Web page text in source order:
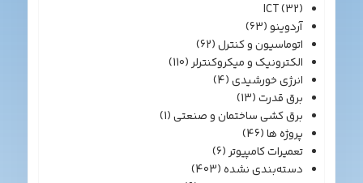
ICT(32)
آردوینو(63)
اتوماسیون و کنترل(62)
الکترونیک و میکروکنترلر(110)
انرژی خورشیدی(4)
برق قدرت(13)
برق کشی ساختمان و صنعتی(1)
پروژه ها(46)
تعمیرات کامپیوتر(6)
دسته‌بندی نشده(403)